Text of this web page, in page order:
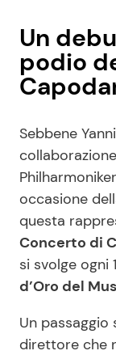
Un
podio
Sebbene
occasione
questa
Concerto di
si svolge ogni
d’Oro del
Un
direttore che